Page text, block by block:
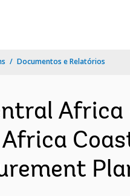
Documentos e Relatórios
Africa